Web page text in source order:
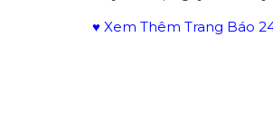
♥ Xem Thêm Trang Báo